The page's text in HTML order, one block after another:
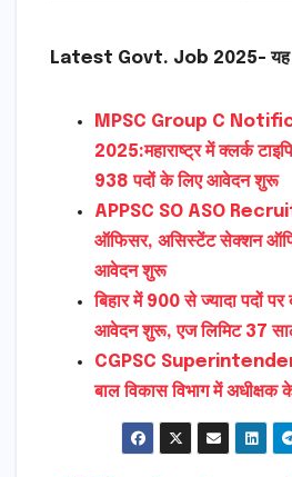
Latest Govt. Job 2025- यह
MPSC Group C
2025:महाराष्ट्र में क्लर्क
938 पदों के लिए आवेदन शुरू
APPSC SO ASO
ऑफिसर, असिस्टेंट सेक्शन
आवेदन शुरू
बिहार में 900 से ज्यादा पदों
आवेदन शुरू, एज लिमिट 37
CGPSC
बाल विकास विभाग में अधीक्षक